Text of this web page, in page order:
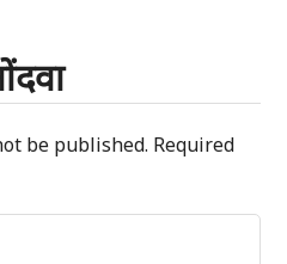
be published. Required